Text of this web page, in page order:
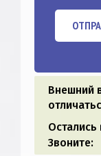
Внешний
Остались
Звоните: